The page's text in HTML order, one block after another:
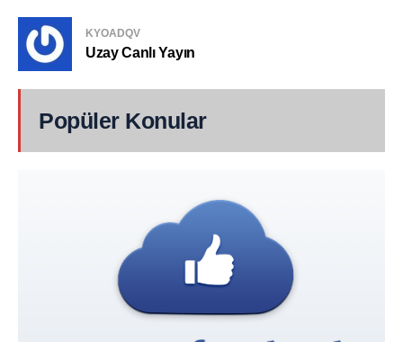
KYOADQV
Uzay Canlı Yayın
Popüler Konular